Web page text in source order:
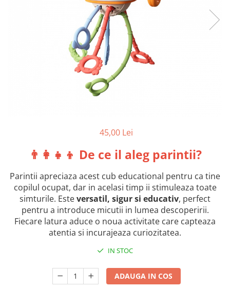
45,00 Lei
👨‍👩‍👧‍👦 De ce il aleg parintii?
Parintii apreciaza acest cub educational pentru ca tine
copilul ocupat, dar in acelasi timp ii stimuleaza toate
simturile. Esteversatil, sigur si educativ, perfect
pentru a introduce micutii in lumea descoperirii.
Fiecare latura aduce o noua activitate care capteaza
atentia si incurajeaza curiozitatea.
IN STOC
ADAUGA IN COS